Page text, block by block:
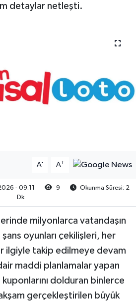
detaylar netleşti.
A- A+
- 09:11 9
Okunma Süresi: 2
Dk
milyonlarca vatandaşın
oyunları çekilişleri, her
ilgiyle takip edilmeye devam
maddi planlamalar yapan
dolduran binlerce
gerçekleştirilen büyük